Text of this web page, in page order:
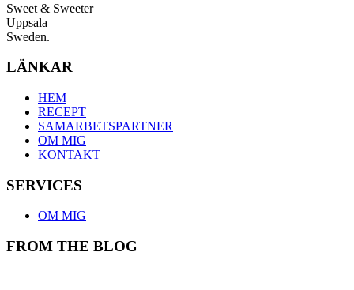
Sweet & Sweeter
Uppsala
Sweden.
LÄNKAR
HEM
RECEPT
SAMARBETSPARTNER
OM MIG
KONTAKT
SERVICES
OM MIG
FROM THE BLOG